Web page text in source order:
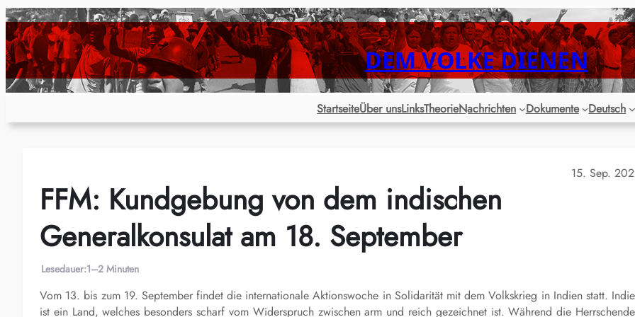
Zum
Inhalt
springen
DEM VOLKE DIENEN
StartseiteÜber unsLinksTheorieNachrichten Dokumente Deutsch
15. Sep.
FFM: Kundgebung von dem indischen
Generalkonsulat am 18. September
Lesedauer:1–2 Minuten
Vom 13. bis zum 19. September findet die internationale Aktionswoche in Solidarität mit dem Volkskrieg in Indien statt.
ist ein Land, welches besonders scharf vom Widerspruch zwischen arm und reich gezeichnet ist. Während die